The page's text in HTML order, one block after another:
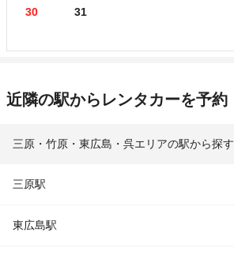
30 31
近隣の駅からレンタカーを予約
三原・竹原・東広島・呉エリアの駅から探す
三原駅
東広島駅